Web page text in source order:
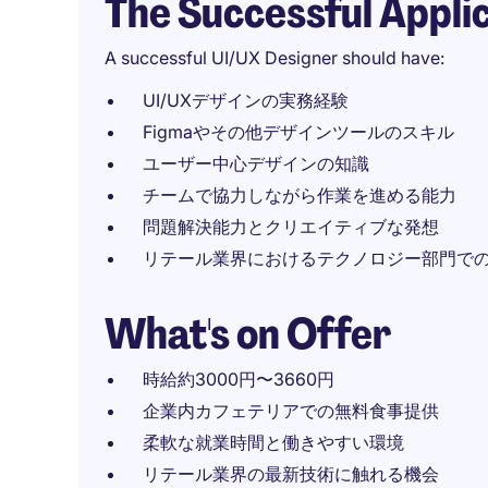
The Successful
A successful UI/UX Designer should have:
UI/UXデザインの実務経験
Figmaやその他デザインツールのスキル
ユーザー中心デザインの知識
チームで協力しながら作業を進める能力
問題解決能力とクリエイティブな発想
リテール業界におけるテクノロジー部門で
What's on Offer
時給約3000円〜3660円
企業内カフェテリアでの無料食事提供
柔軟な就業時間と働きやすい環境
リテール業界の最新技術に触れる機会